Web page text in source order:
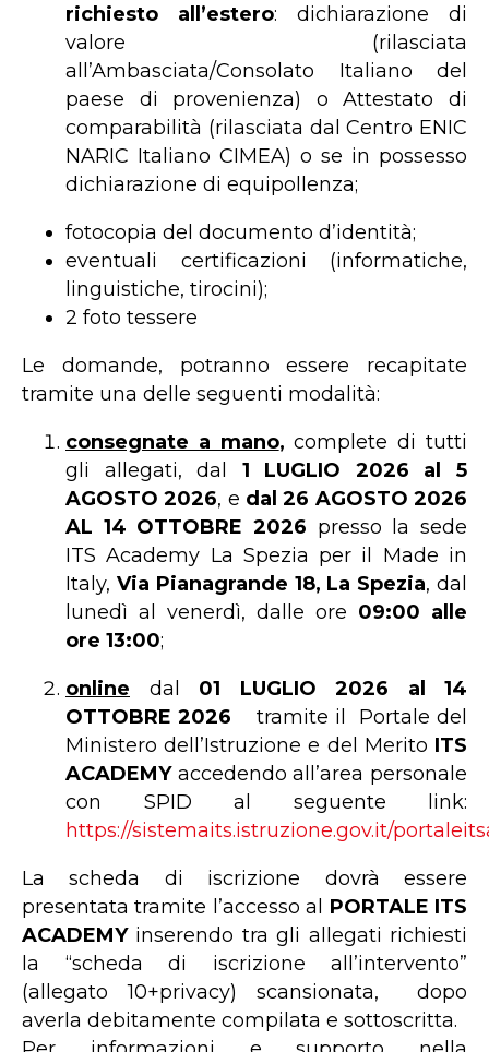
richiesto all’estero: dichiarazione di
valore (rilasciata
all’Ambasciata/Consolato Italiano del
paese di provenienza) o Attestato di
comparabilità (rilasciata dal Centro ENIC
NARIC Italiano CIMEA) o se in possesso
dichiarazione di equipollenza;
fotocopia del documento d’identità;
eventuali certificazioni (informatiche,
linguistiche, tirocini);
2 foto tessere
Le domande, potranno essere recapitate
tramite una delle seguenti modalità:
consegnate a mano, complete di tutti
gli allegati, dal 1 LUGLIO 2026 al 5
AGOSTO 2026, e dal 26 AGOSTO 2026
AL 14 OTTOBRE 2026 presso la sede
ITS Academy La Spezia per il Made in
Italy, Via Pianagrande 18, La Spezia, dal
lunedì al venerdì, dalle ore 09:00 alle
ore 13:00;
online dal 01 LUGLIO 2026 al 14
OTTOBRE 2026 tramite il Portale del
Ministero dell’Istruzione e del Merito ITS
ACADEMYaccedendo all’area personale
con SPID al seguente link:
https://sistemaits.istruzione.gov.it/
La scheda di iscrizione dovrà essere
presentata tramite l’accesso al PORTALE ITS
ACADEMYinserendo tra gli allegati richiesti
la “scheda di iscrizione all’intervento”
(allegato 10+privacy) scansionata, dopo
averla debitamente compilata e sottoscritta.